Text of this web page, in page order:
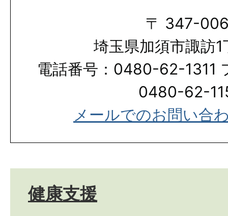
〒 347-
埼玉県加須市諏訪
電話番号：0480-62-1311
0480-62-
メールでのお問い合
健康支援